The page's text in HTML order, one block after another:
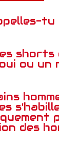
ou un
des